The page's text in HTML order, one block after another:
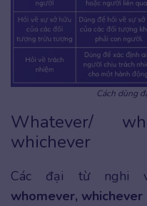
Cách dùng
Whatever/
whichever
Các đại từ nghi
whomever, whichever